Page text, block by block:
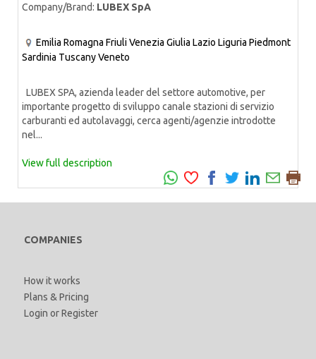
Company/Brand: LUBEX SpA
Emilia Romagna Friuli Venezia Giulia Lazio Liguria Piedmont
Sardinia TuscanyVeneto
LUBEX SPA, azienda leader del settore automotive, per
importante progetto di sviluppo canale stazioni di servizio
carburanti ed autolavaggi, cerca agenti/agenzie introdotte
nel...
View full description
COMPANIES
How it works
Plans & Pricing
Login orRegister